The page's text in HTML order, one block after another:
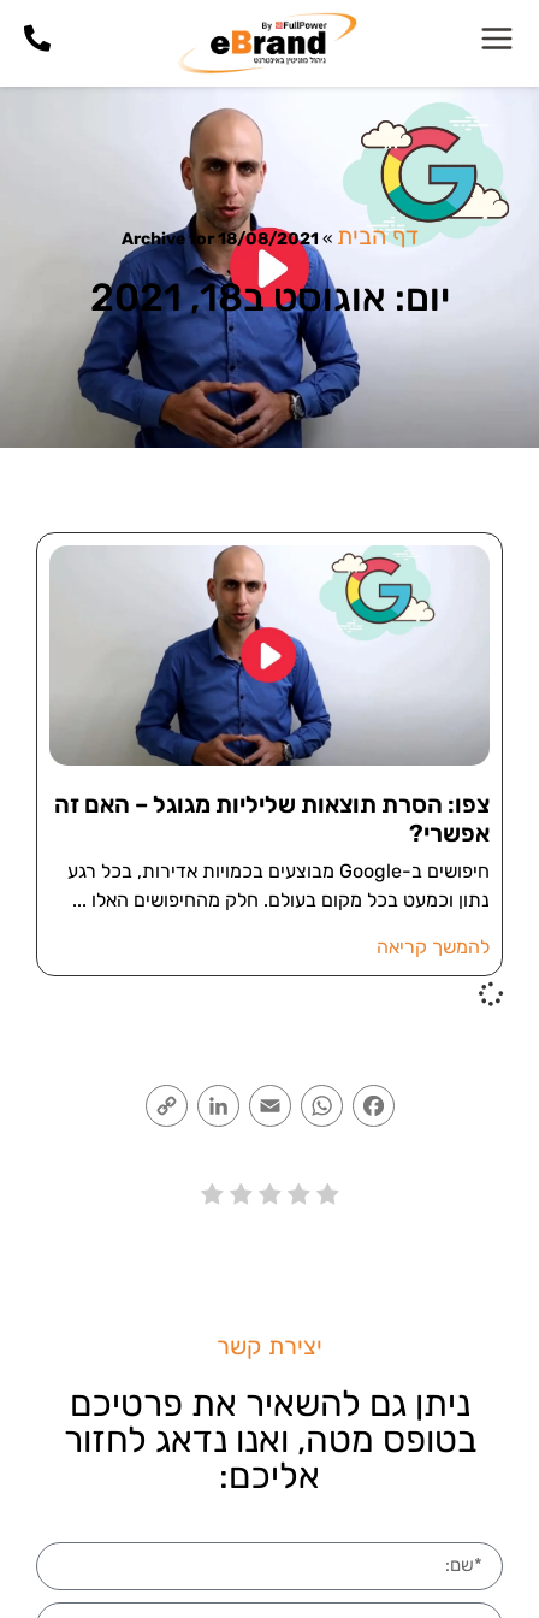
דף הבית »
Archive for 18/08/2021
יום: אוגוסט ב18, 2021
צפו: הסרת תוצאות שליליות מגוגל – האם זה
אפשרי?
חיפושים ב-Google מבוצעים בכמויות אדירות, בכל רגע
נתון וכמעט בכל מקום בעולם. חלק מהחיפושים האלו
להמשך קריאה
Facebook
WhatsApp
Email
LinkedIn
יצירת קשר
ניתן גם להשאיר את פרטיכם
בטופס מטה, ואנו נדאג לחזור
אליכם: